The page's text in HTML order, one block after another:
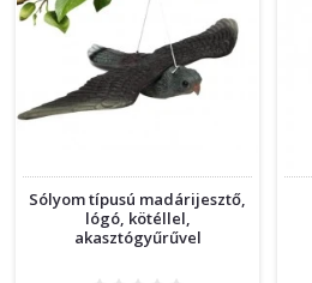
Sólyom típusú madárijesztő,
lógó, kötéllel,
akasztógyűrűvel